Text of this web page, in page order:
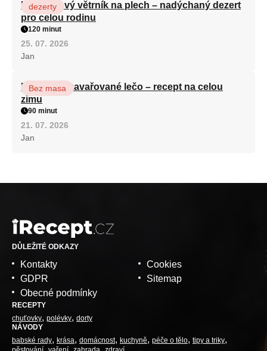
Karamelový větrník na plech – nadýchaný dezert
pro celou rodinu
dezerty
120 minut
25. 07. 2026
Jan
Babiččino zavařované lečo – recept na celou
zimu
Bez masa
90 minut
21. 07. 2026
Jan
DŮLEŽITÉ ODKAZY
Kontakty
GDPR
Obecné podmínky
Cookies
Sitemap
RECEPTY
chuťovky polévky dorty
NÁVODY
babské rady
krása domácnost kuchyně péče o tělo tipy a triky